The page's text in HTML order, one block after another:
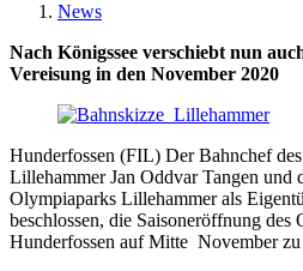
News
Nach Königssee verschiebt nun
Vereisung in den November 2020
Hunderfossen (FIL) Der Bahnchef
Lillehammer Jan Oddvar Tangen und
Olympiaparks Lillehammer als
beschlossen, die Saisoneröffnung des
Hunderfossen auf Mitte November zu